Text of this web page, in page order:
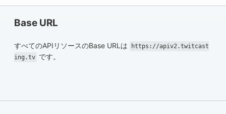
Base URL
すべてのAPIリソースのBase URLは
https://apiv2.twitcast
ing.tv です。